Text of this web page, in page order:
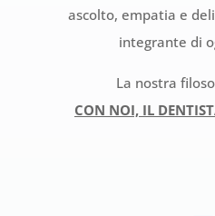
ascolto, empatia e
integrante di
La nostra
CON NOI, IL